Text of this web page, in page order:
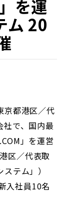
を運
ム 20
京都港区／代
社で、国内最
」を運営
区／代表取
テム」）
入社員10名